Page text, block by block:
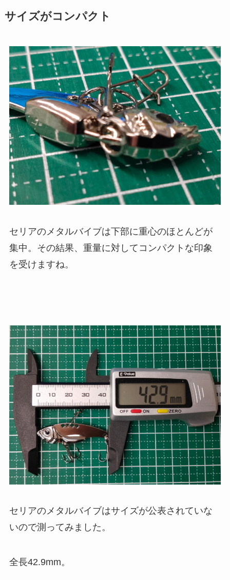
サイズがコンパクト
セリアのメタルバイブは下部に重心のほとんどが
集中。その結果、重量に対してコンパクトな印象
を受けますね。
セリアのメタルバイブはサイズが公表されていな
いので測ってみました。
全長42.9mm。